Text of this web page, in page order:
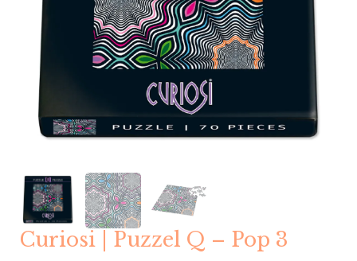
Curiosi | Puzzel Q – Pop 3